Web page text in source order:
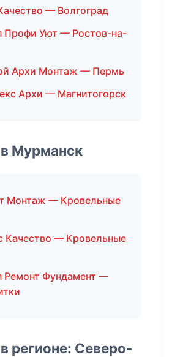
— Волгоград
Профи Уют — Ростов-на-
Архи Монтаж — Пермь
Архи — Магнитогорск
Мурманск
Монтаж — Кровельные
Качество — Кровельные
Ремонт Фундамент —
регионе: Северо-